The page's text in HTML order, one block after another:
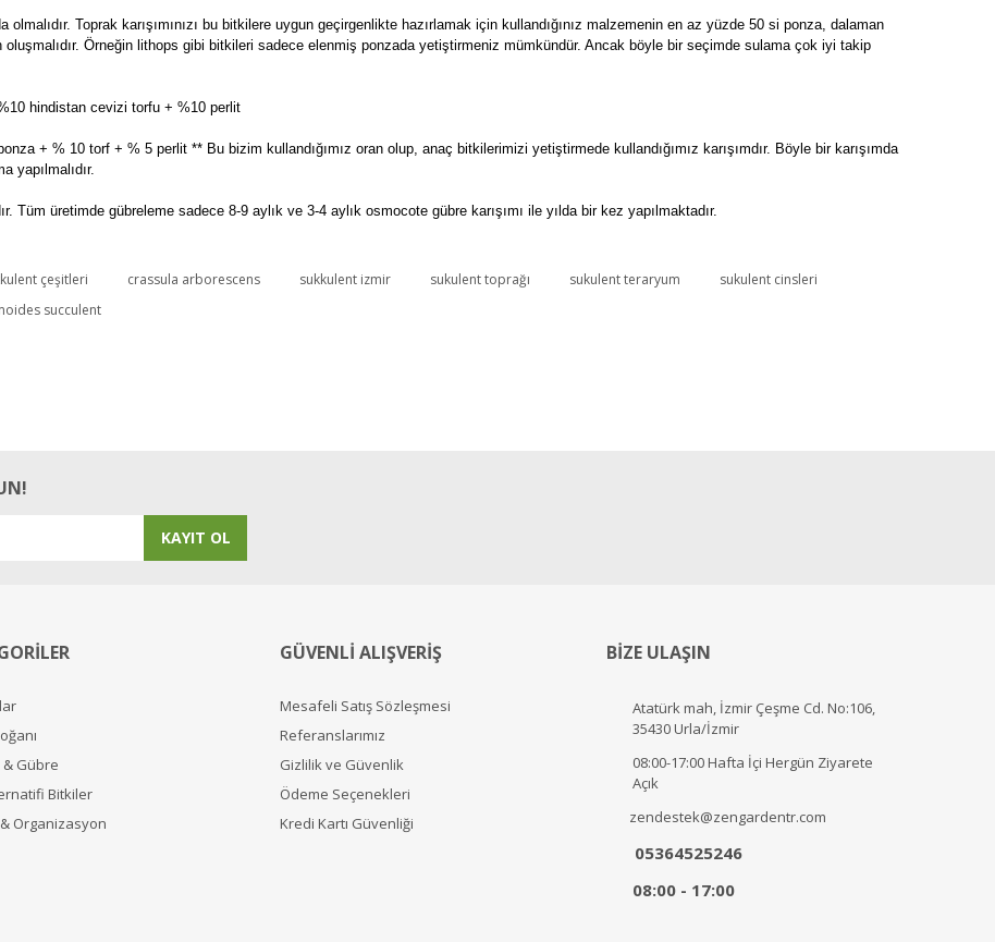
olmalıdır. Toprak karışımınızı bu bitkilere uygun geçirgenlikte hazırlamak için kullandığınız malzemenin en az yüzde 50 si ponza, dalaman
oluşmalıdır. Örneğin lithops gibi bitkileri sadece elenmiş ponzada yetiştirmeniz mümkündür. Ancak böyle bir seçimde sulama çok iyi takip
hindistan cevizi torfu + %10 perlit
+ % 10 torf + % 5 perlit ** Bu bizim kullandığımız oran olup, anaç bitkilerimizi yetiştirmede kullandığımız karışımdır. Böyle bir karışımda
yapılmalıdır.
Tüm üretimde gübreleme sadece 8-9 aylık ve 3-4 aylık osmocote gübre karışımı ile yılda bir kez yapılmaktadır.
çeşitleri crassula arborescens sukkulent izmir sukulent toprağı sukulent teraryum
sukulent cinsleri
succulent
KAYIT OL
Gübre
Bitkiler
Organizasyon
GÜVENLİ ALIŞVERİŞ
Mesafeli Satış Sözleşmesi
Referanslarımız
Gizlilik ve Güvenlik
Ödeme Seçenekleri
Kredi Kartı Güvenliği
BİZE ULAŞIN
Atatürk mah, İzmir Çeşme Cd. No:106,
35430 Urla/İzmir
08:00-17:00 Hafta İçi Hergün Ziyarete
Açık
zendestek@zengardentr.com
05364525246
08:00 - 17:00